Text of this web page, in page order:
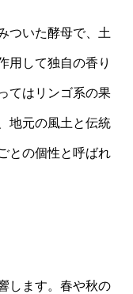
ついた酵母で、土
用して独自の香り
てはリンゴ系の果
地元の風土と伝統
との個性と呼ばれ
します。春や秋の